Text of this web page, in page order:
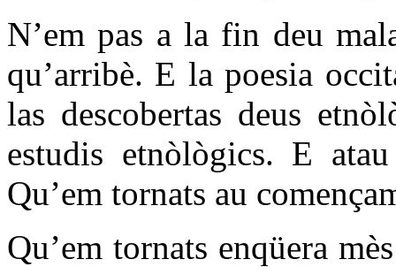
N’em pas a la fin deu
qu’arribè. E la poesia
las descobertas deus
estudis etnòlògics. E
Qu’em tornats au
Qu’em tornats enqüera